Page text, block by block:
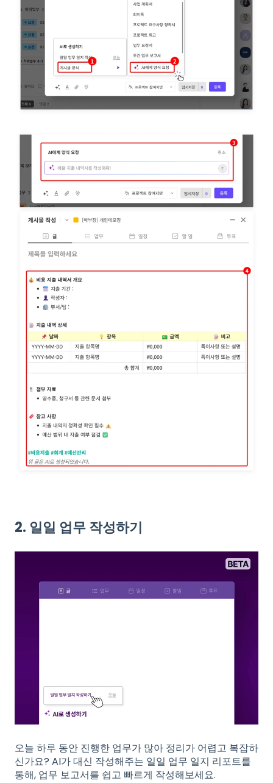
2. 일일 업무 작성하기
오늘 하루 동안 진행한 업무가 많아 정리가 어렵고 복잡하
신가요? AI가 대신 작성해주는 일일 업무 일지 리포트를
통해, 업무 보고서를 쉽고 빠르게 작성해보세요.